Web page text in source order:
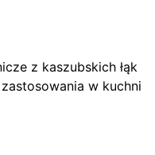
z kaszubskich łąk
w kuchni